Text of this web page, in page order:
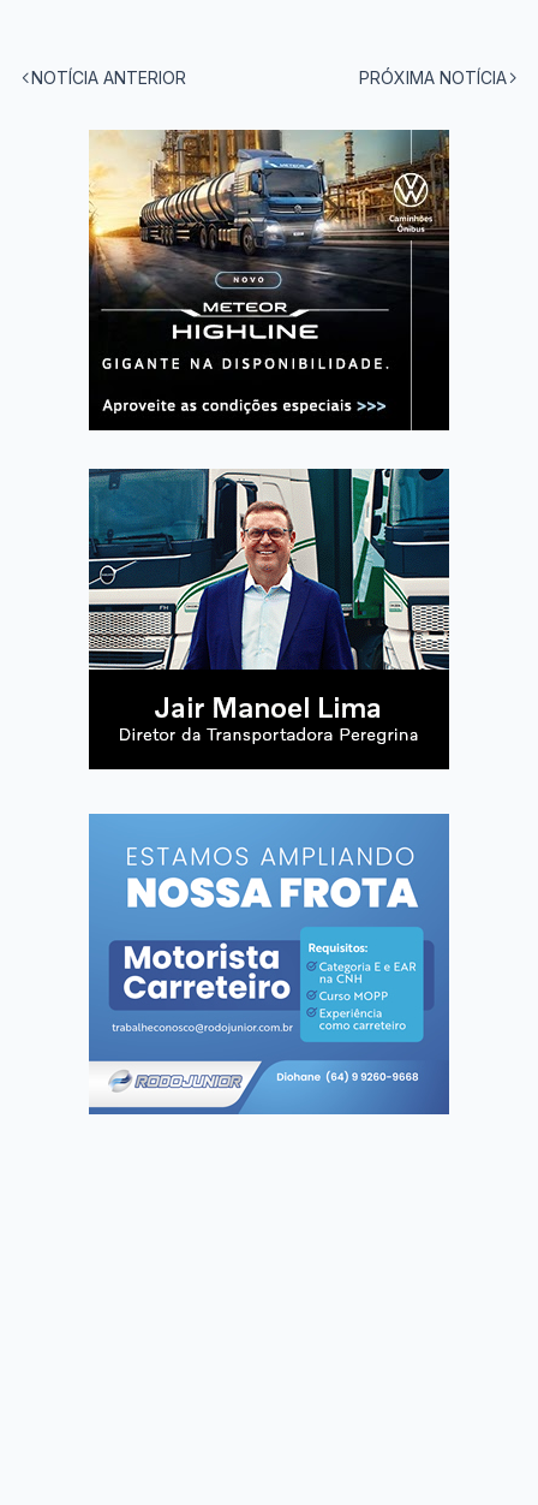
NOTÍCIA ANTERIOR PRÓXIMA NOTÍCIA